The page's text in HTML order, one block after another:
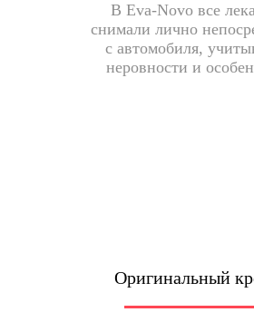
В Eva-Novo все
снимали лично
с автомобиля,
неровности и
Оригинальный